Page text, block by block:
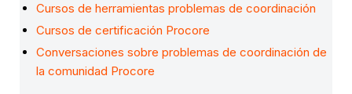
Cursos de herramientas problemas de coordinación
Cursos de certificación Procore
Conversaciones sobre problemas de coordinación de
la comunidad Procore